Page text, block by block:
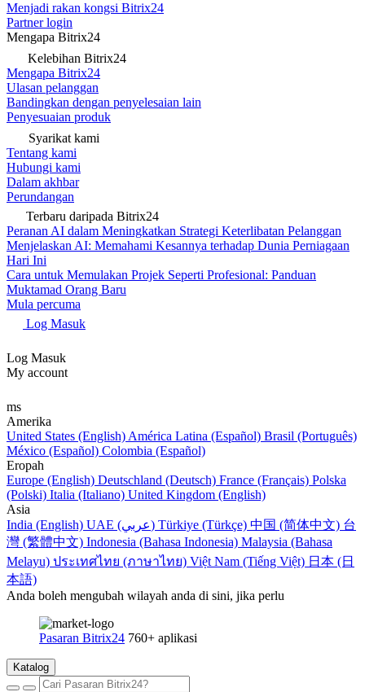
Menjadi rakan kongsi Bitrix24
Partner login
Mengapa Bitrix24
Kelebihan Bitrix24
Mengapa Bitrix24
Ulasan pelanggan
Bandingkan dengan penyelesaian lain
Penyesuaian produk
Syarikat kami
Tentang kami
Hubungi kami
Dalam akhbar
Perundangan
Terbaru daripada Bitrix24
Peranan AI dalam Meningkatkan Strategi Keterlibatan Pelanggan
Menjelaskan AI: Memahami Kesannya terhadap Dunia Perniagaan
Hari Ini
Cara untuk Memulakan Projek Seperti Profesional: Panduan
Muktamad Orang Baru
Mula percuma
Log Masuk
Log Masuk
My account
ms
Amerika
United States (English) América Latina (Español) Brasil (Português)
México (Español) Colombia (Español)
Eropah
Europe (English) Deutschland (Deutsch) France (Français) Polska
(Polski) Italia (Italiano) United Kingdom (English)
Asia
India (English)
UAE (عربي) Türkiye (Türkçe) 中国 (简体中文) 台
灣 (繁體中文) Indonesia (Bahasa Indonesia) Malaysia (Bahasa
Melayu) ประเทศไทย (ภาษาไทย) Việt Nam (Tiếng Việt) 日本 (日
本語)
Anda boleh mengubah wilayah anda di sini, jika perlu
Pasaran Bitrix24 760+ aplikasi
Katalog